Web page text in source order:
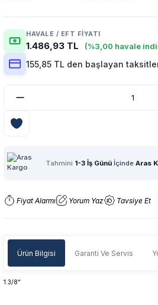
HAVALE / EFT FIYATI
1.486,93 TL (%3,00 havale
155,85 TL den başlayan
Tahmini 1-3 İş Günü İçinde Aras
Fiyat Alarmı Yorum Yaz Tavsiye Et
Ürün Bilgisi Garanti Ve Servis
1.3/8"